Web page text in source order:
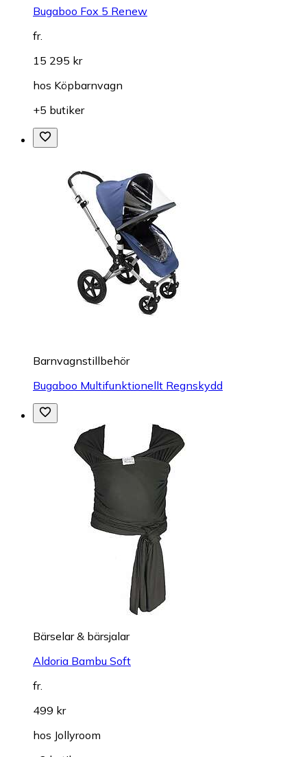
Bugaboo Fox 5 Renew
fr.
15 295 kr
hos Köpbarnvagn
+5 butiker
Barnvagnstillbehör
Bugaboo Multifunktionellt Regnskydd
Bärselar & bärsjalar
Aldoria Bambu Soft
fr.
499 kr
hos Jollyroom